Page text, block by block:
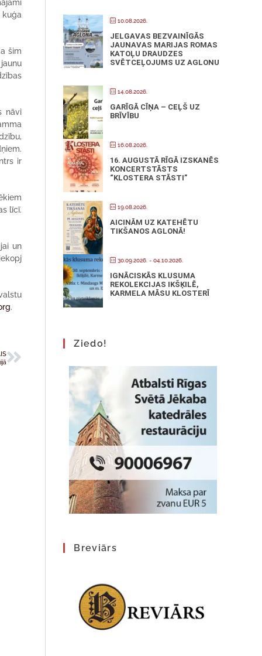
kuģa
šim
nāvi
ir
līcī.
un
.
10.08.2026.
JELGAVAS BEZVAINĪGĀS
JAUNAVAS MARIJAS ROMAS
KATOĻU DRAUDZES
SVĒTCEĻOJUMS UZ AGLONU
14.08.2026.
GARĪGĀ CĪŅA – CEĻŠ UZ
BRĪVĪBU
16.08.2026.
16. AUGUSTĀ RĪGĀ IZSKANĒS
KONCERTSTĀSTS
“KLOSTERA STĀSTI”
19.08.2026.
AICINĀM UZ KATEHĒTU
TIKŠANOS AGLONĀ!
30.09.2026. - 04.10.2026.
IGNĀCISKĀS KLUSUMA
REKOLEKCIJAS IKŠĶILĒ,
KARMELA MĀSU KLOSTERĪ
Ziedo!
Breviārs